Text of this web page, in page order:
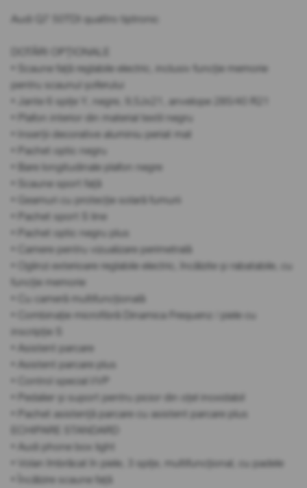
Audi Q7 50TDI quattro tiptronic
DOTĂRI OPȚIONALE
• Scaune față reglabile electric, inclusiv funcție memorie
pentru scaunul șoferului
• Jante 6 spițe Y, negre, 9,5Jx21, anvelope 285/40 R21
• Plafon interior din material textil negru
• Inserții decorative aluminiu periat mat
• Pachet optic negru
• Bare longitudinale plafon negre
• Scaune sport față
• Geamuri cu protecție solară fumurii
• Pachet sport S line
• Pachet optic negru plus
• Camere pentru vizualizare perimetrală
• Oglinzi exterioare reglabile electric, încălzite și rabatabile, cu
funcție memorie
• Cu cameră multifuncțională
• Combinație microfibră Dinamica Frequenz / piele cu
inscripție S
• Asistent parcare
• Asistent parcare plus
• Control special I/VP
• Pedalier și suport pentru picior din oțel inoxidabil
• Pachet asistență parcare cu asistent parcare plus
ECHIPARE STANDARD
• Audi phone box light
• Volan îmbrăcat în piele, 3 spițe, multifuncțional, cu padele
• Încălzire scaune față